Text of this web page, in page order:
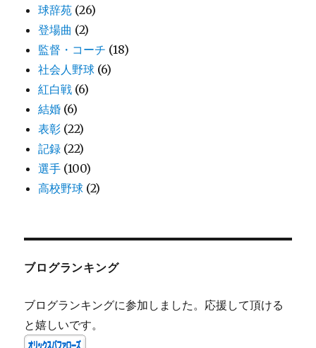
球辞苑 (26)
登場曲 (2)
監督・コーチ (18)
社会人野球 (6)
紅白戦 (6)
結婚 (6)
表彰 (22)
記録 (22)
選手 (100)
高校野球 (2)
ブログランキング
ブログランキングに参加しました。応援して頂ける
と嬉しいです。